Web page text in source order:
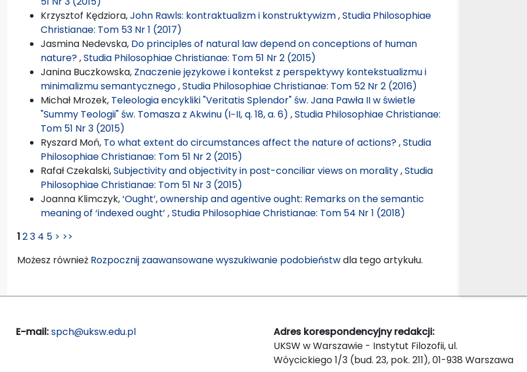
Krzysztof Kędziora,John Rawls: kontraktualizm i konstruktywizm,Studia Philosophiae
Christianae: Tom 53 Nr 1 (2017)
Jasmina Nedevska, Do principles of natural law depend on conceptions of human
nature?,Studia Philosophiae Christianae: Tom 51 Nr 2 (2015)
Janina Buczkowska, Znaczenie językowe i kontekst z perspektywy kontekstualizmu i
minimalizmu semantycznego,Studia Philosophiae Christianae: Tom 52 Nr 2 (2016)
Michał Mrozek, Teleologia encykliki "Veritatis Splendor" św. Jana Pawła II w świetle
"Summy Teologii" św. Tomasza z Akwinu (I−II, q. 18, a. 6) ,Studia Philosophiae Christianae:
Tom 51 Nr 3 (2015)
Ryszard Moń, To what extent do circumstances affect the nature of actions?,Studia
Philosophiae Christianae: Tom 51 Nr 2 (2015)
Rafał Czekalski,Subjectivity and objectivity in post-conciliar views on morality,Studia
Philosophiae Christianae: Tom 51 Nr 3 (2015)
Joanna Klimczyk,‘Ought’, ownership and agentive ought: Remarks on the semantic
meaning of ‘indexed ought’ ,Studia Philosophiae Christianae: Tom 54 Nr 1 (2018)
123 4 5 > >>
Możesz również Rozpocznij zaawansowane wyszukiwanie podobieństwdla tego artykułu.
E-mail:spch@uksw.edu.pl
Adres korespondencyjny redakcji:
UKSW w Warszawie - Instytut Filozofii, ul.
Wóycickiego 1/3 (bud. 23, pok. 211), 01-938 Warszawa